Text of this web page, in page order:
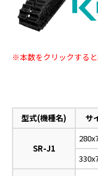
※本数をクリックすると
型式(機種名) サ
SR-J1